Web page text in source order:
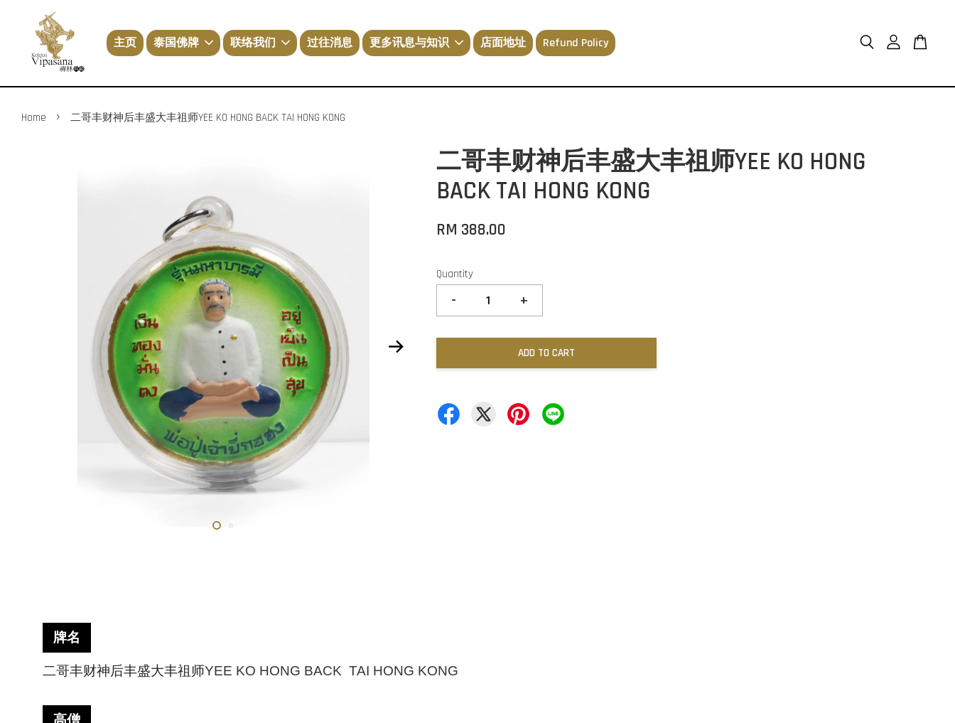
主页 泰国佛牌 联络我们 过往消息 更多讯息与知识 店面地址 Refund Policy
Home › 二哥丰财神后丰盛大丰祖师YEE KO HONG BACK TAI HONG KONG
二哥丰财神后丰盛大丰祖师YEE KO HONG
BACK TAI HONG KONG
RM 388.00
Quantity
- +
ADD TO CART
牌名
二哥丰财神后丰盛大丰祖师YEE KO HONG BACK TAI HONG KONG
高僧